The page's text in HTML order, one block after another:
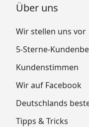
Über uns
Wir stellen uns vor
5-Sterne-
Kundenstimmen
Wir auf Facebook
Deutschlands
Tipps & Tricks